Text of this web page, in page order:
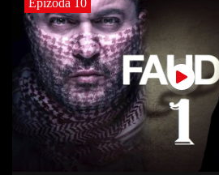
Epizoda 10